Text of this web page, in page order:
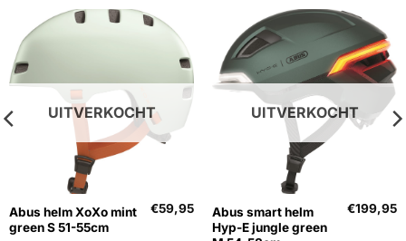
UITVERKOCHT
Abus helm XoXo mint
green S 51-55cm
€59,95
UITVERKOCHT
Abus smart helm
Hyp-E jungle green
€199,95